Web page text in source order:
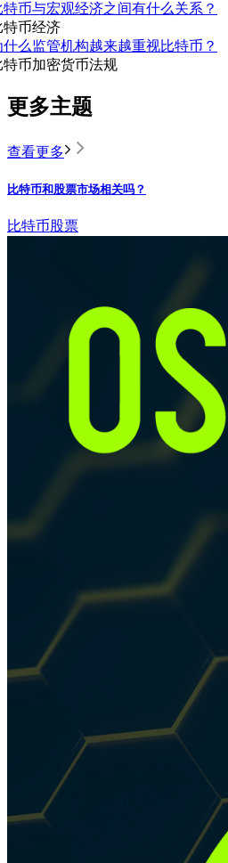
特币与宏观经济之间有什么关系？
特币经济
什么监管机构越来越重视比特币？
特币加密货币法规
更多主题
查看更多
比特币和股票市场相关吗？
比特币股票